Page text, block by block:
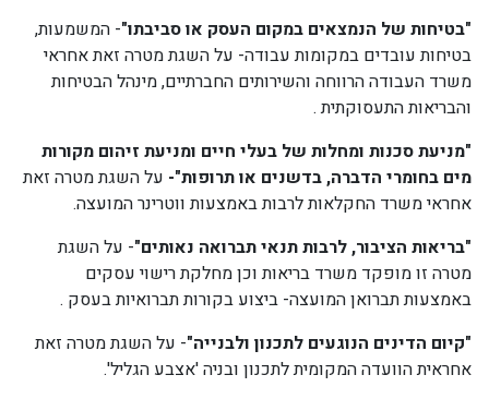
"בטיחות של הנמצאים במקום העסק או סביבתו"- המשמעות,
בטיחות עובדים במקומות עבודה- על השגת מטרה זאת אחראי
משרד העבודה הרווחה והשירותים החברתיים, מינהל הבטיחות
והבריאות התעסוקתית .
"מניעת סכנות ומחלות של בעלי חיים ומניעת זיהום מקורות
מים בחומרי הדברה, בדשנים או תרופות"- על השגת מטרה זאת
אחראי משרד החקלאות לרבות באמצעות ווטרינר המועצה.
"בריאות הציבור, לרבות תנאי תברואה נאותים"- על השגת
מטרה זו מופקד משרד בריאות וכן מחלקת רישוי עסקים
באמצעות תברואן המועצה- ביצוע בקורות תברואיות בעסק .
"קיום הדינים הנוגעים לתכנון ולבנייה"- על השגת מטרה זאת
אחראית הוועדה המקומית לתכנון ובניה 'אצבע הגליל'.